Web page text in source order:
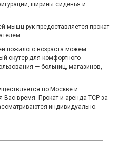
ширины сиденья и
мышц рук предоставляется прокат
пожилого возраста можем
скутер для комфортного
— больниц, магазинов,
по Москве и
Вас время. Прокат и аренда ТСР за
индивидуально.